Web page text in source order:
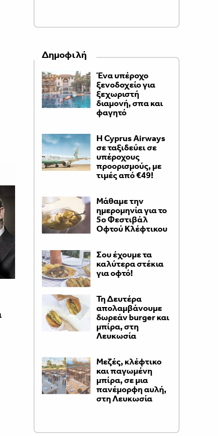
Δημοφιλή
Ένα υπέροχο
ξενοδοχείο για
ξεχωριστή
διαμονή, σπα και
φαγητό
H Cyprus Airways
σε ταξιδεύει σε
υπέροχους
προορισμούς, με
τιμές από €49!
Μάθαμε την
ημερομηνία για το
5ο Φεστιβάλ
Οφτού Κλέφτικου
Σου έχουμε τα
καλύτερα στέκια
για οφτό!
Τη Δευτέρα
απολαμβάνουμε
δωρεάν burger και
μπίρα, στη
Λευκωσία
Μεζές, κλέφτικο
και παγωμένη
μπίρα, σε μια
πανέμορφη αυλή,
στη Λευκωσία